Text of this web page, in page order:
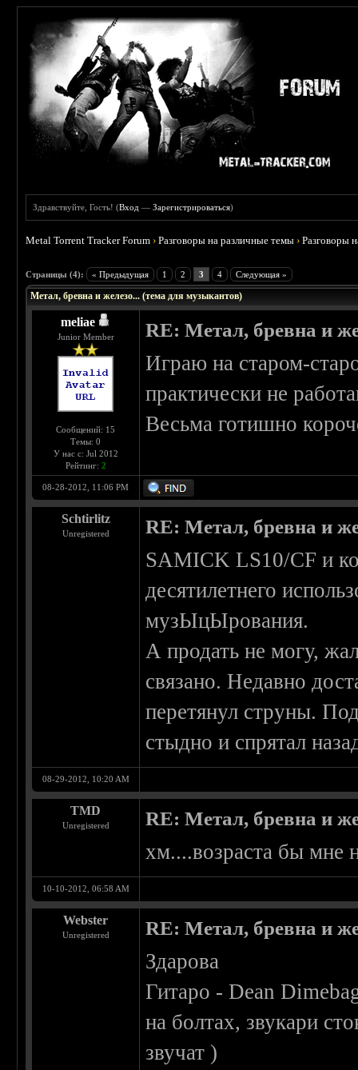
Здравствуйте, Гость! (Вход —Зарегистрироваться)
Metal Torrent Tracker Forum ›Разговоры на различные темы ›Разговоры
Страницы (4): « Предыдущая 1 2 3 4 Следующая »
Метал, бревна и железо... (тема для музыкантов)
meliae
Junior Member
Сообщений: 15
Темы: 0
У нас с: Jul 2012
Рейтинг: 2
RE: Метал, бревна и
Играю на старом-
практически не
Весьма готишно
08-28-2012, 11:06 PM
Schtirlitz
Unregistered RE: Метал, бревна и
SAMICK LS10/CF и
десятилетнего
музЫцЫрования.
А продать не могу,
связано. Недавно
перетянул струны.
стыдно и спрятал
08-29-2012, 10:20 AM
TMD
Unregistered RE: Метал, бревна и
хм....возраста бы мне
10-10-2012, 06:58 AM
Webster
Unregistered RE: Метал, бревна и
Здарова
Гитаро - Dean
на болтах, звукари
звучат )